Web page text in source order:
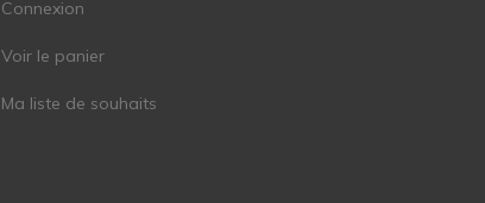
Connexion
Voir le panier
Ma liste de souhaits